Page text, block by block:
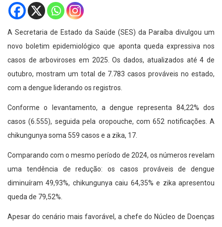
A Secretaria de Estado da Saúde (SES) da Paraíba divulgou um
novo boletim epidemiológico que aponta queda expressiva nos
casos de arboviroses em 2025. Os dados, atualizados até 4 de
outubro, mostram um total de 7.783 casos prováveis no estado,
com a dengue liderando os registros.
Conforme o levantamento, a dengue representa 84,22% dos
casos (6.555), seguida pela oropouche, com 652 notificações. A
chikungunya soma 559 casos e a zika, 17.
Comparando com o mesmo período de 2024, os números revelam
uma tendência de redução: os casos prováveis de dengue
diminuíram 49,93%, chikungunya caiu 64,35% e zika apresentou
queda de 79,52%.
Apesar do cenário mais favorável, a chefe do Núcleo de Doenças